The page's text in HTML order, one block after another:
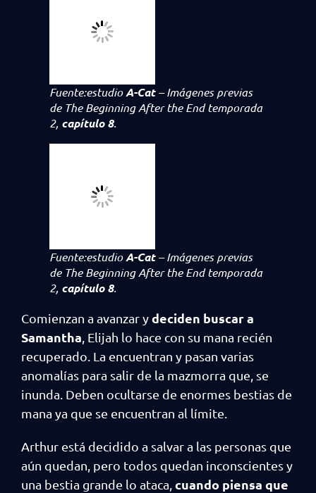
Fuente:estudioA-Cat– Imágenes previas
de The Beginning After the Endtemporada
2, capítulo 8.
Fuente:estudioA-Cat– Imágenes previas
de The Beginning After the Endtemporada
2, capítulo 8.
Comienzan a avanzar ydeciden buscar a
Samantha , Elijah lo hace con su mana recién
recuperado. La encuentran y pasan varias
anomalías para salir de la mazmorra que, se
inunda. Deben ocultarse de enormes bestias de
mana ya que se encuentran al límite.
Arthur está decidido a salvar a las personas que
aún quedan, pero todos quedan inconscientes y
una bestia grande lo ataca, cuando piensa que